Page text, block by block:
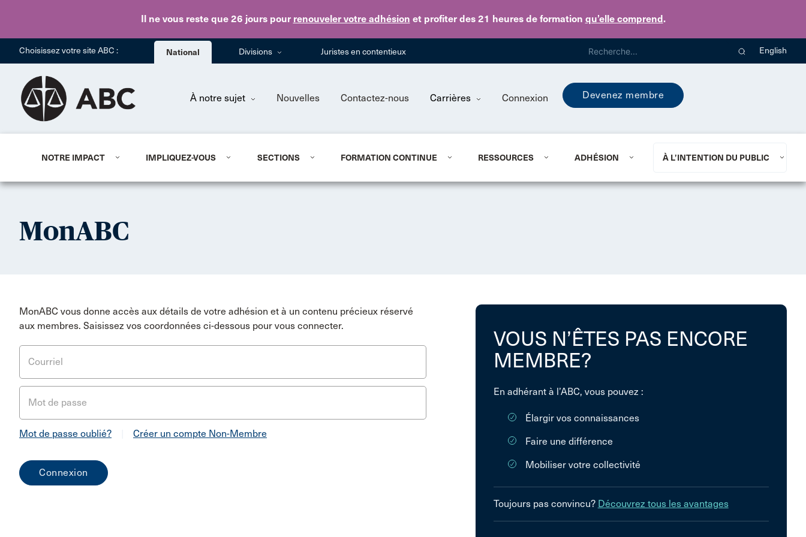
Il ne vous reste que 26 jourspour renouveler votre adhésion et profiter des 21 heures de formation qu’elle comprend.
Skip to main content
Choisissez votre site ABC : National Divisions Juristes en contentieux English
À notre sujet Nouvelles Contactez-nous Carrières Connexion Devenez membre
NOTRE IMPACT IMPLIQUEZ-VOUS SECTIONS FORMATION CONTINUE RESSOURCES ADHÉSION À L’INTENTION DU PUBLIC
MonABC
MonABC vous donne accès aux détails de votre adhésion et à un contenu précieux réservé
aux membres. Saisissez vos coordonnées ci-dessous pour vous connecter.
Courriel
Mot de passe
Mot de passe oublié? Créer un compte Non-Membre
VOUS N’ÊTES PAS ENCORE
MEMBRE?
En adhérant à l’ABC, vous pouvez :
Élargir vos connaissances
Faire une différence
Mobiliser votre collectivité
Toujours pas convincu? Découvrez tous les avantages